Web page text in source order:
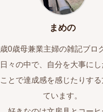
まめの
0歳母兼業主婦の雑記ブロ
々の中で、自分を大事に
とで達成感を感じたりす
ています。